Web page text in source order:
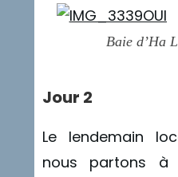
Baie d’Ha
Jour 2
Le lendemain
nous partons à